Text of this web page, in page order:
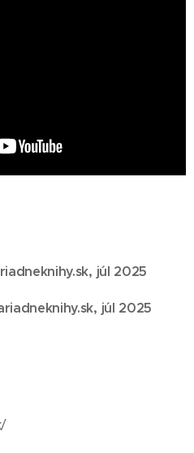
júl 2025
júl 2025